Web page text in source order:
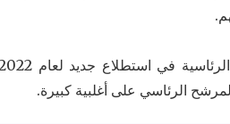
الرئاسي على أغلبية كبيرة.